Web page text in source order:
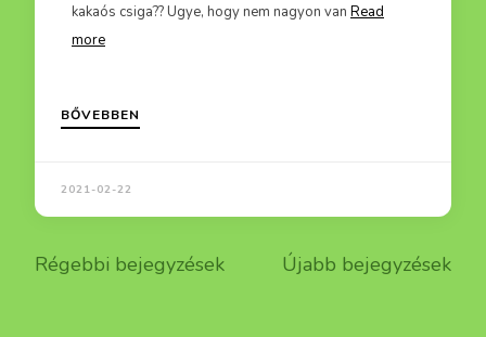
kakaós csiga?? Ugye, hogy nem nagyon van Read
more
BŐVEBBEN
2021-02-22
Bejegyzés
Régebbi bejegyzések Újabb bejegyzések